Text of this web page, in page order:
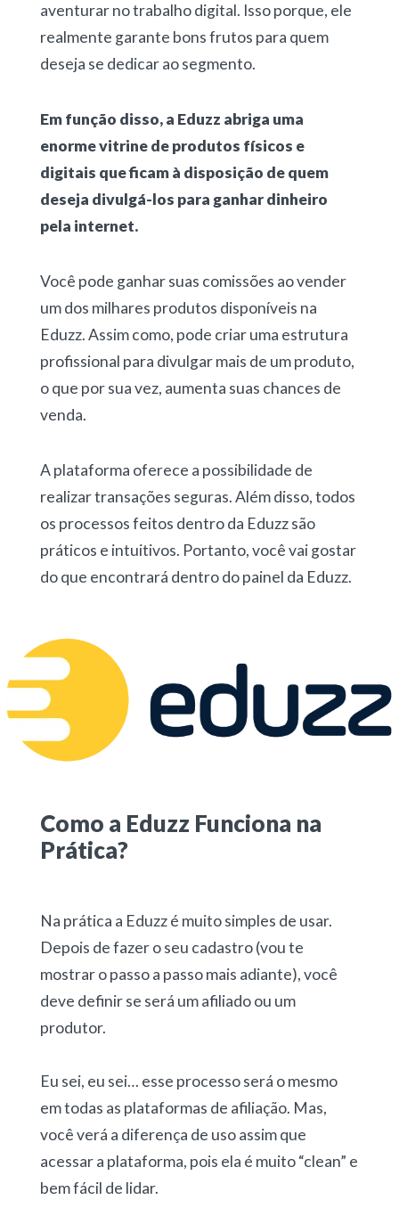
aventurar no trabalho digital. Isso porque, ele
realmente garante bons frutos para quem
deseja se dedicar ao segmento.
Em função disso, a Eduzz abriga uma
enorme vitrine de produtos físicos e
digitais que ficam à disposição de quem
deseja divulgá-los para ganhar dinheiro
pela internet.
Você pode ganhar suas comissões ao vender
um dos milhares produtos disponíveis na
Eduzz. Assim como, pode criar uma estrutura
profissional para divulgar mais de um produto,
o que por sua vez, aumenta suas chances de
venda.
A plataforma oferece a possibilidade de
realizar transações seguras. Além disso, todos
os processos feitos dentro da Eduzz são
práticos e intuitivos. Portanto, você vai gostar
do que encontrará dentro do painel da Eduzz.
Como a Eduzz Funciona na
Prática?
Na prática a Eduzz é muito simples de usar.
Depois de fazer o seu cadastro (vou te
mostrar o passo a passo mais adiante), você
deve definir se será um afiliado ou um
produtor.
Eu sei, eu sei… esse processo será o mesmo
em todas as plataformas de afiliação. Mas,
você verá a diferença de uso assim que
acessar a plataforma, pois ela é muito “clean” e
bem fácil de lidar.